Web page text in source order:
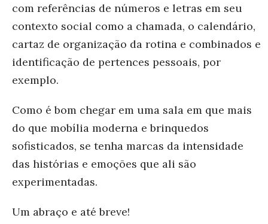
com referências de números e letras em seu
contexto social como a chamada, o calendário,
cartaz de organização da rotina e combinados e
identificação de pertences pessoais, por
exemplo.
Como é bom chegar em uma sala em que mais
do que mobília moderna e brinquedos
sofisticados, se tenha marcas da intensidade
das histórias e emoções que ali são
experimentadas.
Um abraço e até breve!